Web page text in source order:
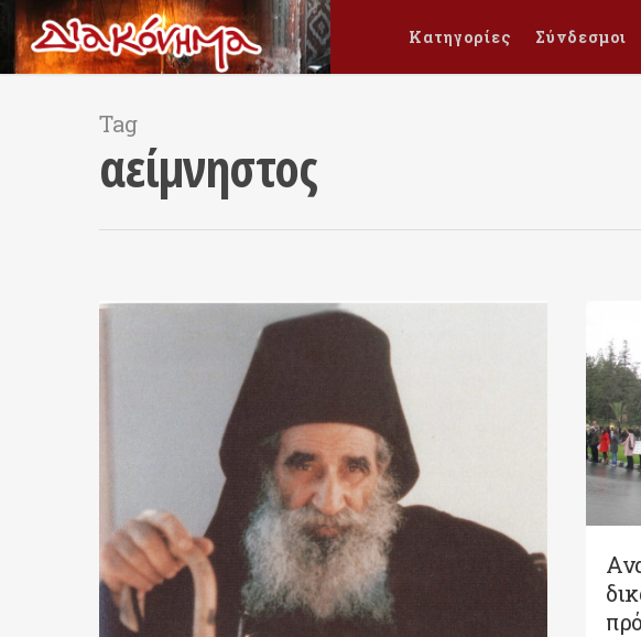
Κατηγορίες Σύνδεσμοι
Tag
αείμνηστος